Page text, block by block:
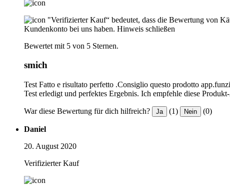
"Verifizierter Kauf“ bedeutet, dass die Bewertung von
Kundenkonto bei uns haben. Hinweis schließen
Bewertet mit 5 von 5 Sternen.
smich
Test Fatto e risultato perfetto .Consiglio questo prodotto
Test erledigt und perfektes Ergebnis. Ich empfehle diese
War diese Bewertung für dich hilfreich? Ja (1) Nein (0)
Daniel
20. August 2020
Verifizierter Kauf